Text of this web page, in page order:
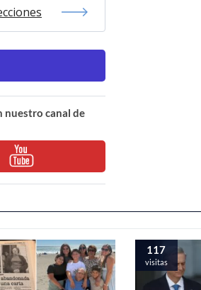
nuestro canal de
117
visitas